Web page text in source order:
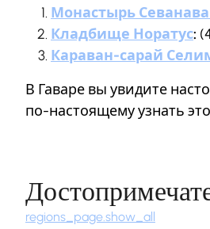
Монастырь
Кладбище Норатус:
Караван-сарай
В Гаваре вы увидите
по-настоящему узнать
regions_page.show_all